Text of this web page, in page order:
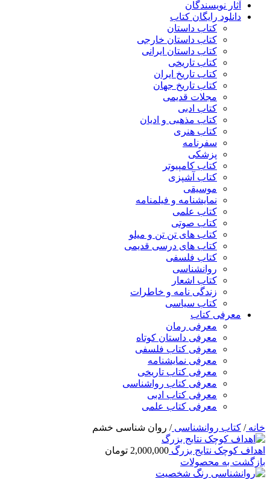
آثار نویسندگان
دانلود رایگان کتاب
کتاب داستان
کتاب داستان خارجی
کتاب داستان ایرانی
کتاب تاریخی
کتاب تاریخ ایران
کتاب تاریخ جهان
مجلات قدیمی
کتاب ادبی
کتاب مذهبی و ادیان
کتاب هنری
سفرنامه
پزشکی
کتاب کامپیوتر
کتاب آشپزی
موسیقی
نمایشنامه و فیلمنامه
کتاب علمی
کتاب صوتی
کتاب های تن تن و میلو
کتاب های درسی قدیمی
کتاب فلسفی
روانشناسی
کتاب اشعار
زندگی نامه و خاطرات
کتاب سیاسی
معرفی کتاب
معرفی رمان
معرفی داستان کوتاه
معرفی کتاب فلسفی
معرفی نمایشنامه
معرفی کتاب تاریخی
معرفی کتاب رواشناسی
معرفی کتاب ادبی
معرفی کتاب علمی
خانه/ کتاب روانشناسی/ روان شناسی خشم
اهداف کوچک نتایج بزرگ 2,000,000 تومان
بازگشت به محصولات